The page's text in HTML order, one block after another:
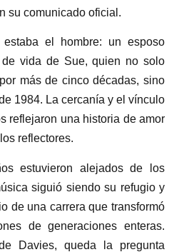
su comunicado oficial.
el hombre: un esposo
de vida de Sue, quien no solo
más de cinco décadas, sino
1984. La cercanía y el vínculo
reflejaron una historia de amor
reflectores.
estuvieron alejados de los
siguió siendo su refugio y
de una carrera que transformó
de generaciones enteras.
Davies, queda la pregunta